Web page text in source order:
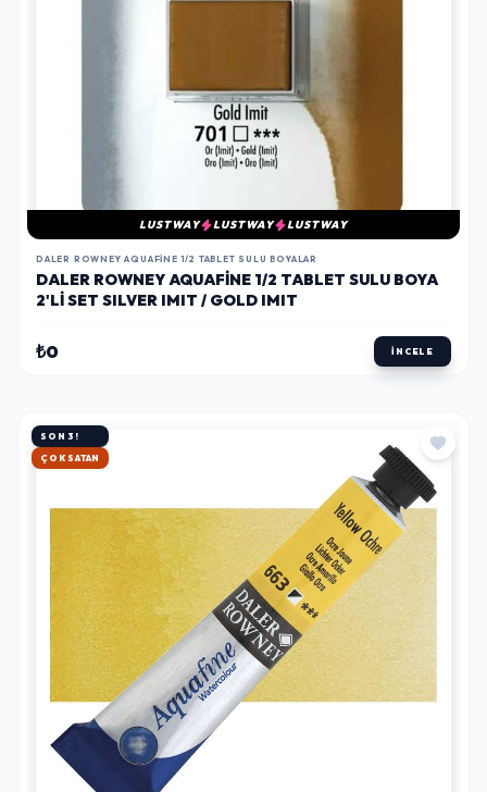
LUSTWAY LUSTWAY LUSTWAY
DALER ROWNEY AQUAFINE 1/2 TABLET SULU BOYALAR
DALER ROWNEY AQUAFINE 1/2 TABLET SULU BOYA
2'LI SET SILVER IMIT / GOLD IMIT
₺0 İNCELE
SON 3!
HIZLI KARGO